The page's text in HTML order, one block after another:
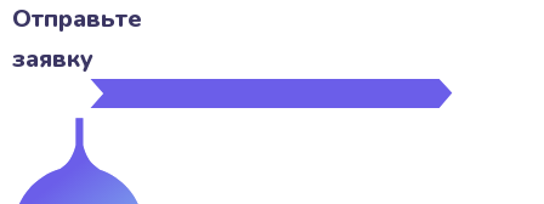
Отправьте
заявку